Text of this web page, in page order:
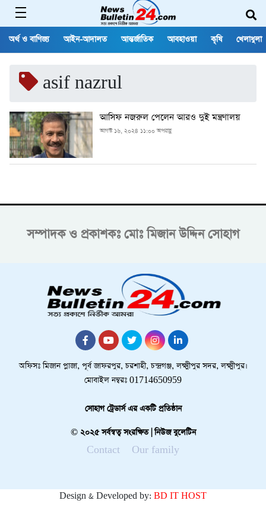
অর্থ ও বাণিজ্য আইন-আদালত আন্তর্জাতিক আবহাওয়া কৃষি খেলাধুলা
asif nazrul
আসিফ নজরুল পেলেন আরও দুই মন্ত্রণালয়
আগস্ট ১৬, ২০২৪ ১১:০০ অপরাহ্ণ
সম্পাদক ও প্রকাশকঃ মোঃ মিজান উদ্দিন সোহাগ
অফিসঃ মিজান প্লাজা, পূর্ব জাফরপুর, চরশাহী, চন্দ্রগঞ্জ, লক্ষ্মীপুর সদর, লক্ষ্মীপুর।
মোবাইল নম্বরঃ 01714650959
সোহাগ ট্রেডার্স এর একটি প্রতিষ্ঠান
© ২০২৫ সর্বস্বত্ব সংরক্ষিত | নিউজ বুলেটিন
Contact Our family
Design & Developed by: BD IT HOST